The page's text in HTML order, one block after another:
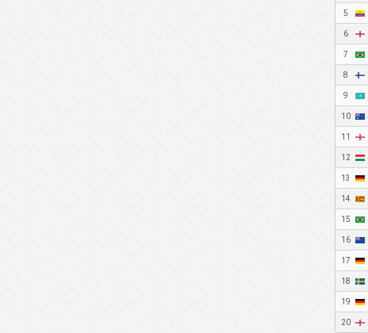
5
6
7
8
9
10
11
12
13
14
15
16
17
18
19
20